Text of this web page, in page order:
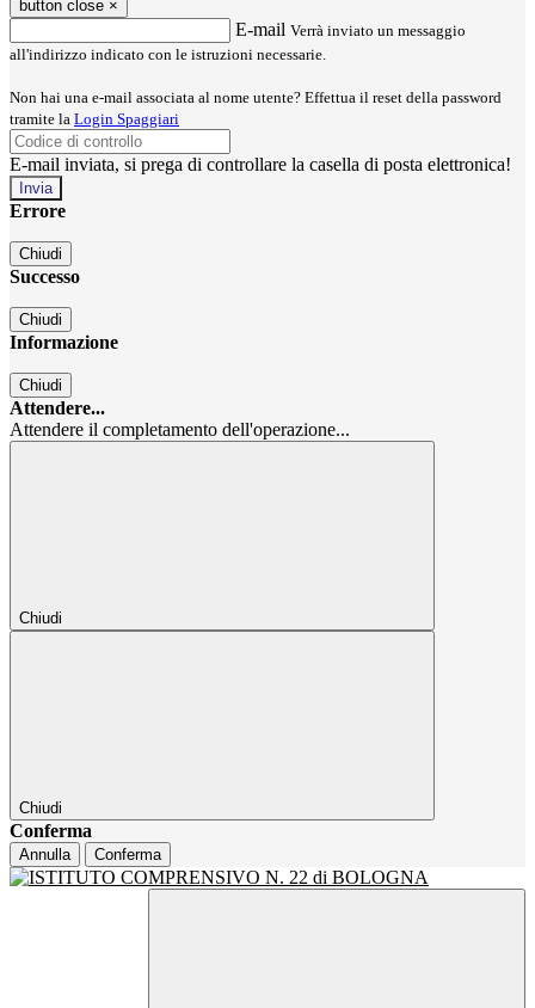
button close ×
E-mail Verrà inviato un messaggio
all'indirizzo indicato con le istruzioni necessarie.
Non hai una e-mail associata al nome utente? Effettua il reset della password
tramite la Login Spaggiari
E-mail inviata, si prega di controllare la casella di posta elettronica!
Errore
Chiudi
Successo
Chiudi
Informazione
Chiudi
Attendere...
Attendere il completamento dell'operazione...
Chiudi
Chiudi
Conferma
Annulla Conferma